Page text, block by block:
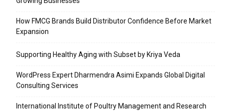
How FMCG Brands Build Distributor Confidence Before Market
Expansion
Supporting Healthy Aging with Subset by Kriya Veda
WordPress Expert Dharmendra Asimi Expands Global Digital
Consulting Services
International Institute of Poultry Management and Research